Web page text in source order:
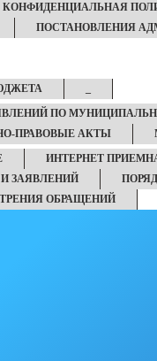
КОНФИДЕНЦИАЛЬНАЯ
ПОСТАНОВЛЕНИЯ
ПО
ПРАВОВЫЕ АКТЫ
ИНТЕРНЕТ
ЗАЯВЛЕНИЙ
ОБРАЩЕНИЙ